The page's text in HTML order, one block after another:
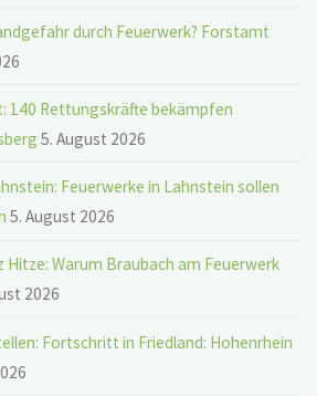
durch Feuerwerk? Forstamt
140 Rettungskräfte bekämpfen
5. August 2026
Feuerwerke in Lahnstein sollen
5. August 2026
Warum Braubach am Feuerwerk
2026
Fortschritt in Friedland: Hohenrhein